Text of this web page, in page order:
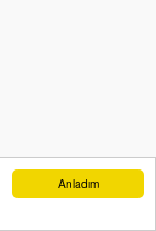
Anladım